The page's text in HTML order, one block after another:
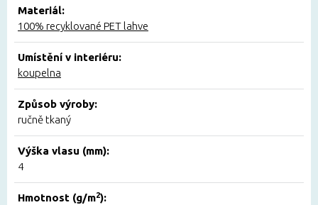
Materiál:
100% recyklované PET lahve
Umístění v interiéru:
koupelna
Způsob výroby:
ručně tkaný
Výška vlasu (mm):
4
Hmotnost (g/m2):